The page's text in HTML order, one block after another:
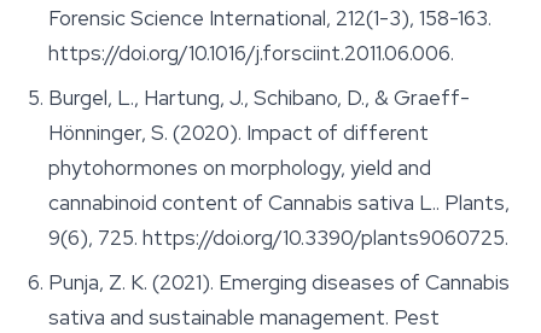
Forensic Science International, 212(1-3), 158-163.
https://doi.org/10.1016/j.forsciint.2011.06.006.
Burgel, L., Hartung, J., Schibano, D., & Graeff-
Hönninger, S. (2020). Impact of different
phytohormones on morphology, yield and
cannabinoid content of Cannabis sativa L.. Plants,
9(6), 725. https://doi.org/10.3390/plants9060725.
Punja, Z. K. (2021). Emerging diseases of Cannabis
sativa and sustainable management. Pest